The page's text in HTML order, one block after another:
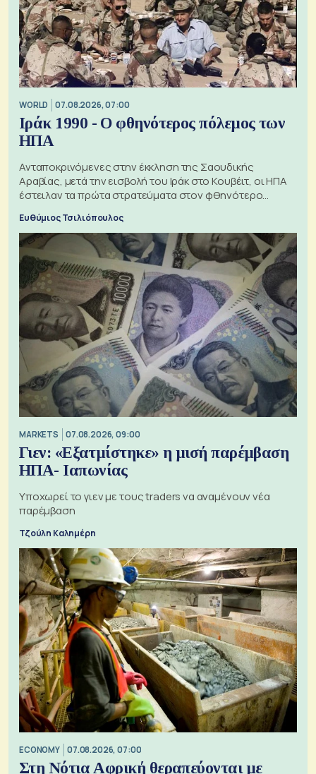
WORLD 07.08.2026, 07:00
Ιράκ 1990 - Ο φθηνότερος πόλεμος των
ΗΠΑ
Ανταποκρινόμενες στην έκκληση της Σαουδικής
Αραβίας, μετά την εισβολή του Ιράκ στο Κουβέιτ, οι ΗΠΑ
έστειλαν τα πρώτα στρατεύματα στον φθηνότερο
πόλεμο της ιστορίας τους
Ευθύμιος Τσιλιόπουλος
MARKETS 07.08.2026, 09:00
Γιεν: «Εξατμίστηκε» η μισή παρέμβαση
ΗΠΑ- Ιαπωνίας
Υποχωρεί το γιεν με τους traders να αναμένουν νέα
παρέμβαση
Τζούλη Καλημέρη
ECONOMY 07.08.2026, 07:00
Στη Νότια Αφρική θεραπεύονται με